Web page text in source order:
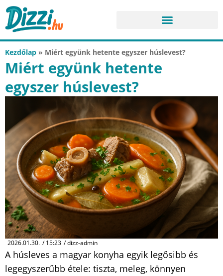
Kezdőlap » Miért együnk hetente egyszer húslevest?
Miért együnk hetente
egyszer húslevest?
2026.01.30. / 15:23 /dizz-admin
A húsleves a magyar konyha egyik legősibb és
legegyszerűbb étele: tiszta, meleg, könnyen